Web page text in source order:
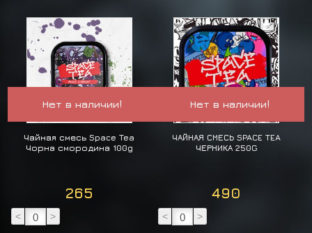
Нет в наличии!
Чайная смесь Space Tea
Чорна смородина 100g
265
< >
Нет в наличии!
ЧАЙНАЯ СМЕСЬ SPACE TEA
ЧЕРНИКА 250G
490
< >